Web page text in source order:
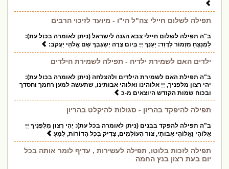
תפילה לשלום חיילי צה"ל הי"ו - מיועד לזיכוי הרבים
ב"ה תפילה לשלום חיילי צבא הגנה לישראל (ניתן לאומרה בכול עת):
לַמְנַצֵּחַ מִזְמוֹר לְדָוִד: יַעַנְךָ יְיָ בְּיוֹם צָרָה יְשַׂגֶּבְךָ שֵׁם אֱלֹהֵי יַעֲקֹב:
ילדים האם לשמירת ילדיה - תפילה לשמירת הילדים
ב"ה תפילת האם לשמירת הילדים ולהצלחה (ניתן לאומרה בכול עת):
יהי רצון מלפניך, יְיָ אלוהינו ואלוהי אבותינו, שתעשה למען רחמך וחסדך
ובכוח שמות הקודש היוצאים מ-כ
תפילה להיפקד בהריון - סגולות להיקלט בהריון
ב"ה תפילה להפקד בבנים (ניתן לאומרה בכל עת): יְהִי רָצון מִלְּפָנֶיךָ יְיָ
אֱלוֹהַי וֵאֱלוֹהֵי אֲבותֵי, צּוּר הָעוֹלָמִים, צַדִּיק בְּכָל הַדּוֹרוֹת, לְמַעַ
תפילה לזכות בלוטו, תפילה לעשירות , עדיף לומר אותה בכל
יום בעת רצון בנץ החמה